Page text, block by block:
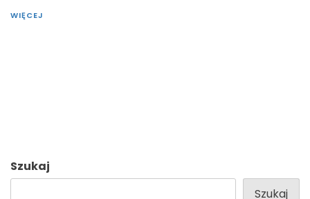
WIĘCEJ
Szukaj
Szukaj